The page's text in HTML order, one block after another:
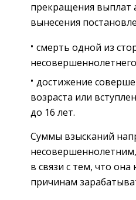
прекращения выплат
вынесения
смерть одной из
достижение
возраста или
до 16 лет.
Суммы взысканий
в связи с тем, что
причинам